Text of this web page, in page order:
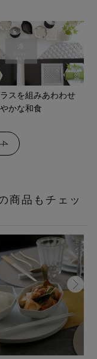
スを組みあわわせ
かな和食
商品もチェッ